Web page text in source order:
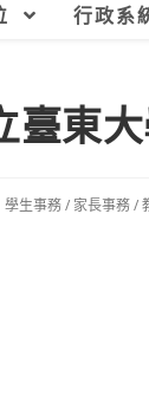
行政系
臺東
學生事務/ 家長事務/